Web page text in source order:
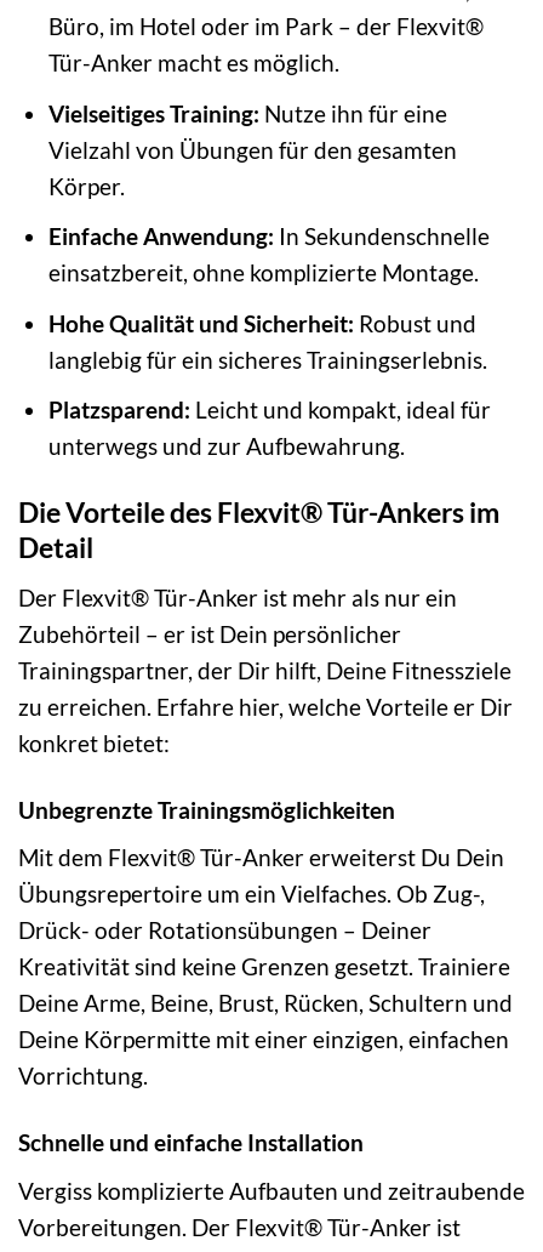
Büro, im Hotel oder im Park – der Flexvit®
Tür-Anker macht es möglich.
Vielseitiges Training: Nutze ihn für eine
Vielzahl von Übungen für den gesamten
Körper.
Einfache Anwendung: In Sekundenschnelle
einsatzbereit, ohne komplizierte Montage.
Hohe Qualität und Sicherheit: Robust und
langlebig für ein sicheres Trainingserlebnis.
Platzsparend: Leicht und kompakt, ideal für
unterwegs und zur Aufbewahrung.
Die Vorteile des Flexvit® Tür-Ankers im
Detail
Der Flexvit® Tür-Anker ist mehr als nur ein
Zubehörteil – er ist Dein persönlicher
Trainingspartner, der Dir hilft, Deine Fitnessziele
zu erreichen. Erfahre hier, welche Vorteile er Dir
konkret bietet:
Unbegrenzte Trainingsmöglichkeiten
Mit dem Flexvit® Tür-Anker erweiterst Du Dein
Übungsrepertoire um ein Vielfaches. Ob Zug-,
Drück- oder Rotationsübungen – Deiner
Kreativität sind keine Grenzen gesetzt. Trainiere
Deine Arme, Beine, Brust, Rücken, Schultern und
Deine Körpermitte mit einer einzigen, einfachen
Vorrichtung.
Schnelle und einfache Installation
Vergiss komplizierte Aufbauten und zeitraubende
Vorbereitungen. Der Flexvit® Tür-Anker ist